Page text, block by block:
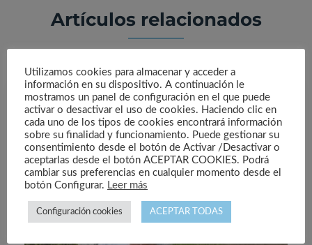
Artículos relacionados
Utilizamos cookies para almacenar y acceder a
información en su dispositivo. A continuación le
mostramos un panel de configuración en el que puede
activar o desactivar el uso de cookies. Haciendo clic en
cada uno de los tipos de cookies encontrará información
sobre su finalidad y funcionamiento. Puede gestionar su
consentimiento desde el botón de Activar /Desactivar o
aceptarlas desde el botón ACEPTAR COOKIES. Podrá
cambiar sus preferencias en cualquier momento desde el
botón Configurar. Leer más
Configuración cookies ACEPTAR TODAS